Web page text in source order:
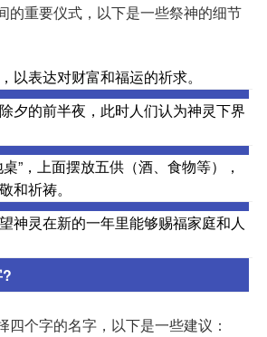
的重要仪式，以下是一些祭神的细节
以表达对财富和福运的祈求。
夕的前半夜，此时人们认为神灵下界
”，上面摆放五供（酒、食物等），
和祈祷。
神灵在新的一年里能够赐福家庭和人
四个字的名字，以下是一些建议：